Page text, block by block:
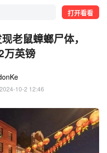
打开看看
老鼠蟑螂尸体，
万英镑
2024-10-2 12:46